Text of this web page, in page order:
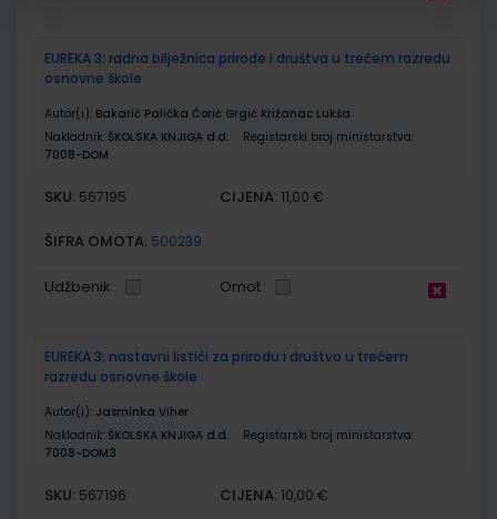
EUREKA 3; radna bilježnica prirode i društva u trećem razredu
osnovne škole
Autor(i): Bakarić Palička Ćorić Grgić Križanac Lukša
Nakladnik: ŠKOLSKA KNJIGA d.d.
Registarski broj ministarstva:
7008-DOM
SKU: 567195 CIJENA: 11,00 €
ŠIFRA OMOTA: 500239
Udžbenik Omot
EUREKA 3; nastavni listići za prirodu i društvo u trećem
razredu osnovne škole
Autor(i): Jasminka Viher
Nakladnik: ŠKOLSKA KNJIGA d.d.
Registarski broj ministarstva:
7008-DOM3
SKU: 567196 CIJENA: 10,00 €